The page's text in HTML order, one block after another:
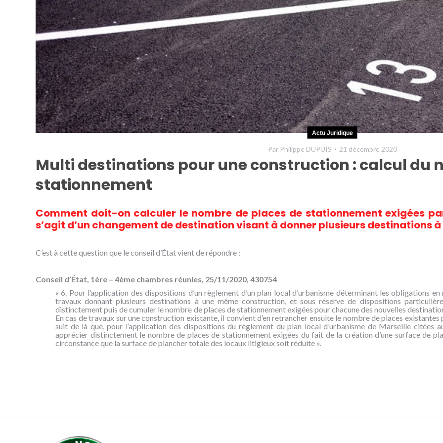
Actu Juridique
Par Philippe DUPUIS 21 décembre 2020
Multi destinations pour une construction : calcul du
stationnement
Comment doit-on calculer le nombre de places de stationnement exigées
s’agit d’un changement de destination visant à donner plusieurs destinations
C’est à cette question que le conseil d’État vient de répondre :
Conseil d’État, 1ère – 4ème chambres réunies, 25/11/2020, 430754
« 6. Pour l’application des dispositions d’un règlement d’un plan local d’urbanisme déterminant les obligations
travaux donnant plusieurs destinations à une même construction, et sous réserve de dispositions
distinctement puis de cumuler le nombre de places de stationnement exigées pour chacune des nouvelles
En cas de travaux sur une construction existante, il convient d’en retrancher ensuite le nombre de places
suit de là que, pour l’application des dispositions du règlement du plan local d’urbanisme de Marseille
apprécier distinctement le nombre de places de stationnement exigées du fait de la création d’une surface de
circonstance que la surface de plancher totale des locaux litigieux soit réduite ».